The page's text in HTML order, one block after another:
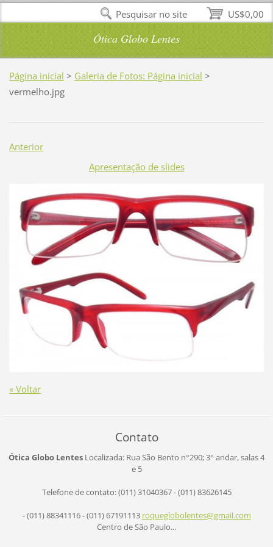
Ótica Globo Lentes
Página inicial > Galeria de Fotos: Página inicial >
vermelho.jpg
Anterior
Apresentação de slides
« Voltar
Contato
Ótica Globo Lentes Localizada: Rua São Bento n°290;3° andar, salas 4
e 5
Telefone de contato: (011) 31040367 - (011) 83626145
- (011) 88341116 - (011) 67191113 roqueglobolentes@gmail.com
Centro de São Paulo...
US$0,00
Pesquisar no site